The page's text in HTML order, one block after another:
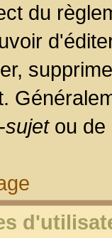
du
sujetou de